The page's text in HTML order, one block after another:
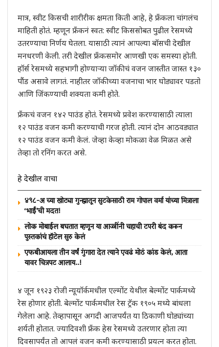
मात्र, स्वीट किसची शारीरीक क्षमता किती आहे, हे फ्रँकला चांगलंच
माहिती होतं. म्हणून फ्रँकनं स्वत: स्वीट किससोबत पुढील रेसमध्ये
उतरण्याचा निर्णय घेतला. यासाठी त्यानं आपल्या बॉसची देखील
मनधरणी केली. तरी देखील फ्रँकसमोर आणखी एक समस्या होती.
हॉर्स रेसमध्ये सहभागी होण्याऱ्या जॉकीचं वजन जास्तीत जास्त १३०
पौंड असावे लागतं. नाहीतर जॉकीच्या वजनाचा भार घोड्यावर पडतो
आणि जिंकण्याची शक्यता कमी होते.
फ्रँकचं वजन १४२ पाउंड होतं. रेसमध्ये प्रवेश करण्यासाठी त्याला
१२ पाउंड वजन कमी करण्याची गरज होती. त्यानं दोन आठवड्यात
१२ पाउंड वजन कमी केलं. जेव्हा केव्हा मोकळा वेळ मिळत असे
तेव्हा तो रनिंग करत असे.
हे देखील वाचा
४९८-अ च्या खोट्या गुन्ह्यातून सुटकेसाठी राम गोपाल वर्मा यांच्या मित्राला
‘भाईं’ची मदत!
लोक मोबाईल बघतात म्हणून या आज्जींनी चहाची टपरी बंद करून
पुस्तकांचं हॉटेल सुरु केलं
एफबीआयला तीन वर्षं गुंगारा देत त्याने एवढं मोठं कांड केलं, आता
यावर चित्रपट आलाय..!
४ जून १९२३ रोजी न्यूयॉर्कमधील एल्मोंट येथील बेल्मोंट पार्कमध्ये
रेस होणार होती. बेल्मोंट पार्कमधील रेस ट्रॅक १९०५ मध्ये बांधला
गेलेला आहे. तेव्हापासून अगदी आजपर्यंत या ठिकाणी घोड्यांच्या
शर्यती होतात. ज्यादिवशी फ्रँक हेस रेसमध्ये उतरणार होता त्या
दिवसापर्यंत तो आपलं वजन कमी करण्यासाठी प्रयत्न करत होता.